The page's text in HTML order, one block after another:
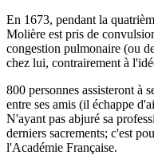
En 1673, pendant la
Molière est pris de
congestion pulmonaire (ou
chez lui, contrairement à
800 personnes assisteront à
entre ses amis (il échappe
N'ayant pas abjuré sa
derniers sacrements; c'est
l'Académie Française.